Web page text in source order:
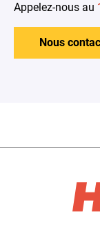
Appelez-nous au
Nous